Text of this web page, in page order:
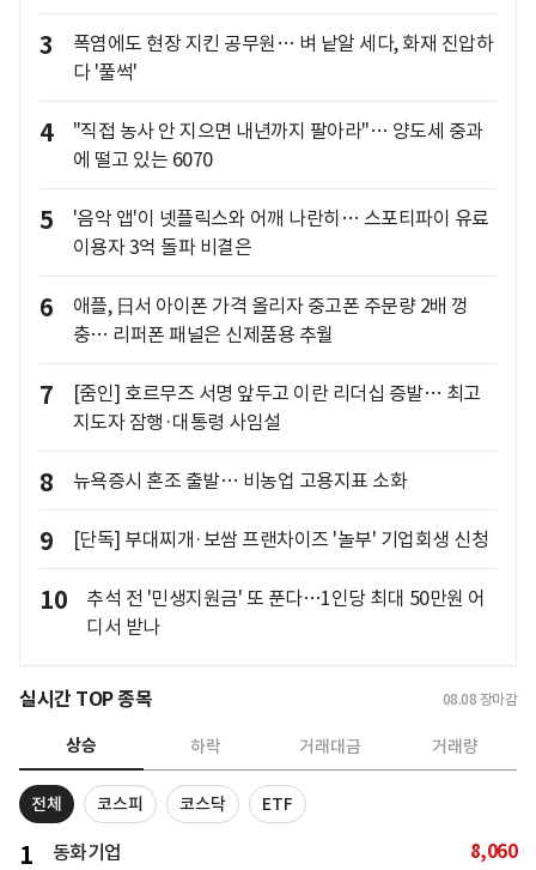
3
폭염에도 현장 지킨 공무원… 벼 낱알 세다, 화재 진압하
다 '풀썩'
4
"직접 농사 안 지으면 내년까지 팔아라"… 양도세 중과
에 떨고 있는 6070
5
'음악 앱'이 넷플릭스와 어깨 나란히… 스포티파이 유료
이용자 3억 돌파 비결은
6
애플, 日서 아이폰 가격 올리자 중고폰 주문량 2배 껑
충… 리퍼폰 패널은 신제품용 추월
7
[줌인] 호르무즈 서명 앞두고 이란 리더십 증발… 최고
지도자 잠행·대통령 사임설
8 뉴욕증시 혼조 출발… 비농업 고용지표 소화
9 [단독] 부대찌개·보쌈 프랜차이즈 '놀부' 기업회생 신청
10
추석 전 '민생지원금' 또 푼다…1인당 최대 50만원 어
디서 받나
실시간 TOP 종목 08.08 장마감
상승 하락 거래대금 거래량
전체 코스피 코스닥 ETF
1 동화기업 8,060